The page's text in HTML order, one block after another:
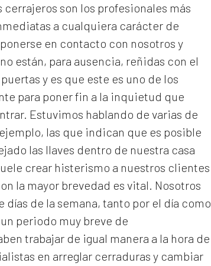
son los profesionales más
a cualquiera carácter de
en contacto con nosotros y
están, para ausencia, reñidas con el
y es que este es uno de los
para poner fin a la inquietud que
Estuvimos hablando de varias de
las que indican que es posible
las llaves dentro de nuestra casa
crear histerismo a nuestros clientes
la mayor brevedad es vital. Nosotros
de la semana, tanto por el día como
periodo muy breve de
trabajar de igual manera a la hora de
en arreglar cerraduras y cambiar